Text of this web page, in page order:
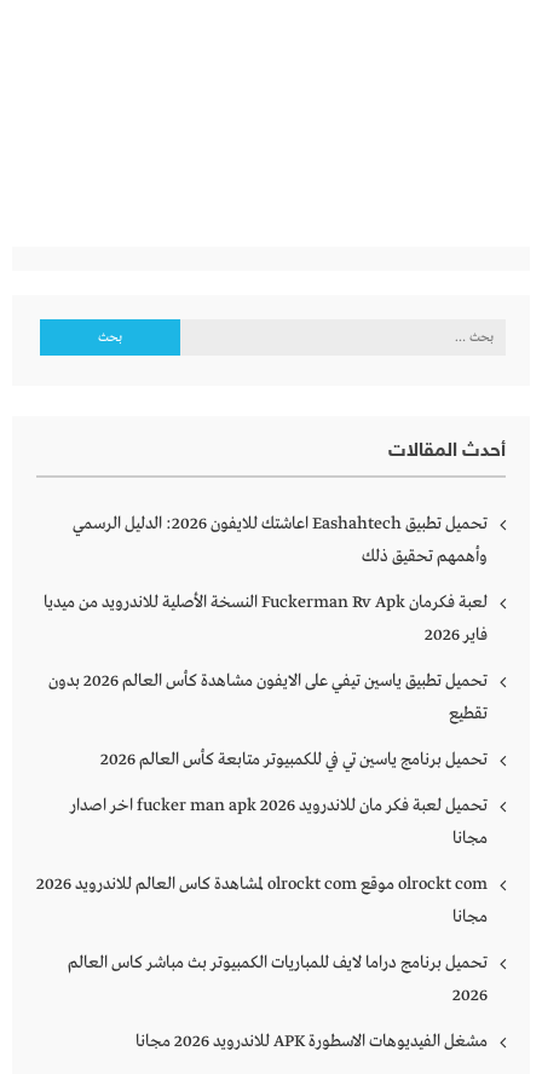
البحث
أحدث المقالات
تحميل تطبيق Eashahtech اعاشتك للايفون 2026: الدليل الرسمي
وأهمهم تحقيق ذلك
لعبة فكرمان Fuckerman Rv Apk النسخة الأصلية للاندرويد من ميديا
فاير 2026
تحميل تطبيق ياسين تيفي على الايفون مشاهدة كأس العالم 2026 بدون
تقطيع
تحميل برنامج ياسين تي في للكمبيوتر متابعة كأس العالم 2026
تحميل لعبة فكر مان للاندرويد 2026 fucker man apk اخر اصدار
مجانا
olrockt com موقع olrockt com لمشاهدة كاس العالم للاندرويد 2026
مجانا
تحميل برنامج دراما لايف للمباريات الكمبيوتر بث مباشر كاس العالم
2026
مشغل الفيديوهات الاسطورة APK للاندرويد 2026 مجانا